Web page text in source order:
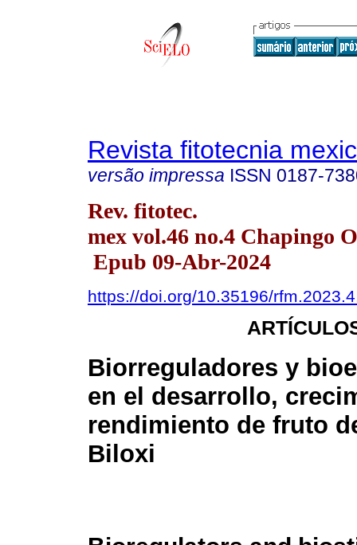
Revista fitotecnia
versão impressa ISSN 0187-
Rev. fitotec.
mex vol.46 no.4 Chapingo
Epub 09-Abr-2024
https://doi.org/10.35196/
Biorreguladores y
en el desarrollo,
rendimiento de fruto
Biloxi